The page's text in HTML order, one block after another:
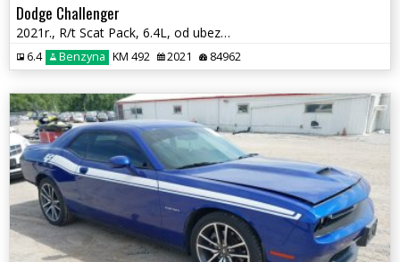
Dodge Challenger
2021r., R/t Scat Pack, 6.4L, od ubezpieczalni
6.4 Benzyna KM 492 2021 84962